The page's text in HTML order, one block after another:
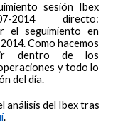
sesión Ibex
2014 directo:
el seguimiento en
Como hacemos
dentro de los
y todo lo
del día.
análisis del Ibex tras
.